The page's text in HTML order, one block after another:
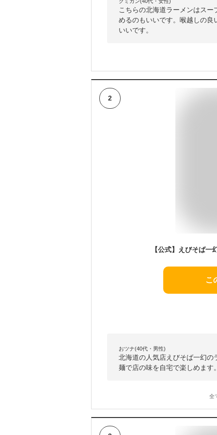
こちらの北海道ラーメンはス
めるのもいいです。喉越しの
いいです。
2
こ
おツナ(40代・男性)
北海道の人気店えびそば一幻
麺で店の味を自宅で楽しめます
全